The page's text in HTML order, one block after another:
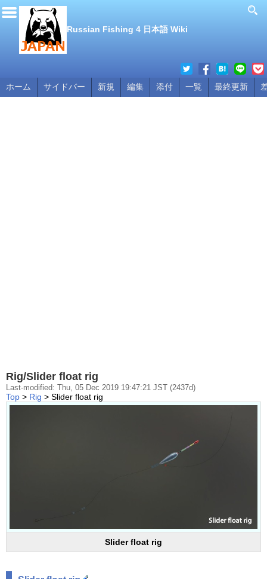
Russian Fishing 4 日本語 Wiki
ホーム サイドバー 新規 編集 添付 一覧 最終更新
Rig/Slider float rig
Last-modified: Thu, 05 Dec 2019 19:47:21 JST (2437d)
Top > Rig > Slider float rig
Slider float rig